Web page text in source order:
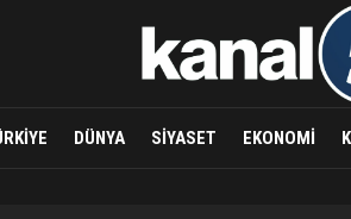
DÜNYA SIYASET EKONOMI